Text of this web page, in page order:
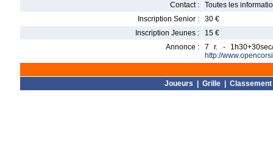
Contact :
Toutes les
Inscription Senior :
30 €
Inscription Jeunes :
15 €
Annonce :
7 r. -
http://
Joueurs Grille Classement